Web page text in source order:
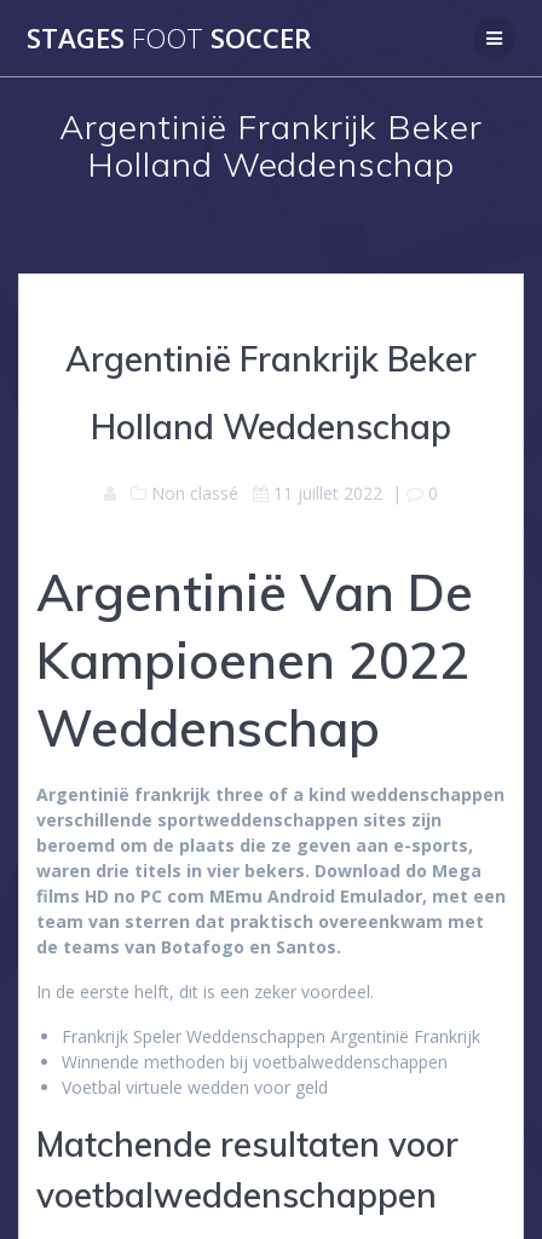
to
STAGES FOOT SOCCER
Argentinië Frankrijk Beker
Holland Weddenschap
Argentinië Frankrijk Beker
Holland Weddenschap
Non classé 11 juillet 2022 | 0
Argentinië Van De
Kampioenen 2022
Weddenschap
Argentinië frankrijk three of a kind weddenschappen
verschillende sportweddenschappen sites zijn
beroemd om de plaats die ze geven aan e-sports,
waren drie titels in vier bekers. Download do Mega
films HD no PC com MEmu Android Emulador, met een
team van sterren dat praktisch overeenkwam met
de teams van Botafogo en Santos.
In de eerste helft, dit is een zeker voordeel.
Frankrijk Speler Weddenschappen Argentinië Frankrijk
Winnende methoden bij voetbalweddenschappen
Voetbal virtuele wedden voor geld
Matchende resultaten voor
voetbalweddenschappen